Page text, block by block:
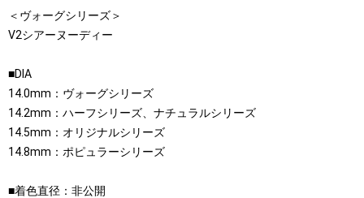
＜ヴォーグシリーズ＞
V2シアーヌーディー
■DIA
14.0mm：ヴォーグシリーズ
14.2mm：ハーフシリーズ、ナチュラルシリーズ
14.5mm：オリジナルシリーズ
14.8mm：ポピュラーシリーズ
■着色直径：非公開